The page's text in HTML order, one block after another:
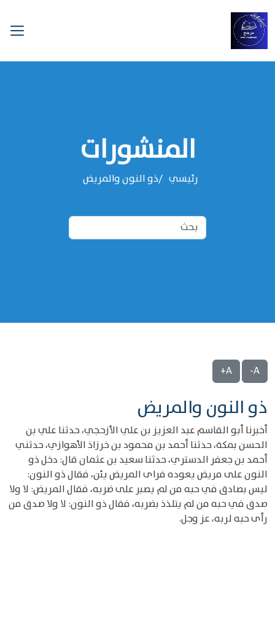
المنشورات
رئيسي ذو النون والمريض
A-
A+
ذو النون والمريض
أخبرنا أبو القاسم عبد العزيز بن علي الأزحجي، حدثنا علي بن
الحسن بمكة، حدثنا أحمد بن محمود بن خرزاذ الأهوازي، حدثني
أحمد بن جعفر الدستري، حدثنا سعيد بن عثمان قال: دخل ذو
النون على مريض يعوده فراى المريض يئن، فقال ذو النون:
ليس بصادق في حبه من لم يصبر على ضربه، فقال المريض: لا ولا
صدق في حبه من لم يتلذذ بضربه، فقال ذو النون: لا ولا صدق من
رأى حبه لربه، عز وجل.